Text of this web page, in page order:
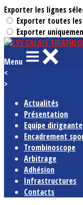
Exporter les lignes
Exporter toutes
Exporter
Menu
<
>
Actualités
Présentation
Equipe dirigeante
Encadrement
Trombinoscope
Arbitrage
Adhésion
Infrastructures
Contacts